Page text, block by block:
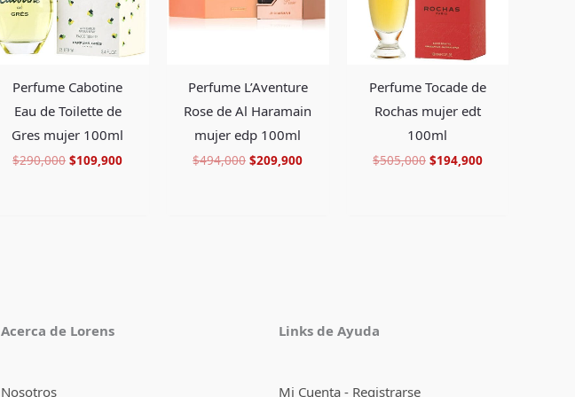
Perfume Cabotine
Eau de Toilette de
Gres mujer 100ml
$290,000 $109,900
Perfume L’Aventure
Rose de Al Haramain
mujer edp 100ml
$494,000 $209,900
Perfume Tocade de
Rochas mujer edt
100ml
$505,000 $194,900
Acerca de Lorens
Nosotros
Links de Ayuda
Mi Cuenta - Registrarse